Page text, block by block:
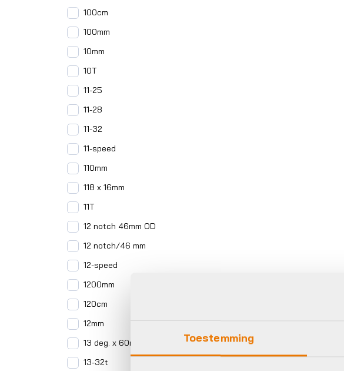
Toestemming
100cm
100mm
10mm
10T
11-25
11-28
11-32
11-speed
110mm
118 x 16mm
11T
12 notch 46mm OD
12 notch/46 mm
12-speed
1200mm
120cm
12mm
13 deg. x 60mm
13-32t